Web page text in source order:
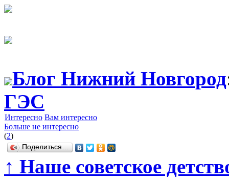
Блог Нижний Новгород
ГЭС
Интересно Вам интересно
Больше не интересно
(2)
Поделиться…
↑ Наше советское